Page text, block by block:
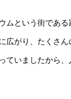
ムという街であ
広がり、たくさ
ていましたから